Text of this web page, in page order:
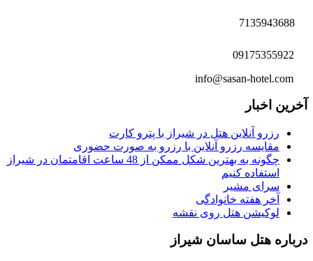
آخرین اخبار
رزرو آنلاین هتل در شیراز با پترو کارت
مقایسه رزرو آنلاین با رزرو به صورت حضوری
چگونه به بهترین شکل ممکن از 48 ساعت اقامتمان در شیراز
استفاده کنیم
سرای مشیر
آخر هفته خانوادگی
لوکیشن هتل روی نقشه
درباره هتل ساسان شیراز